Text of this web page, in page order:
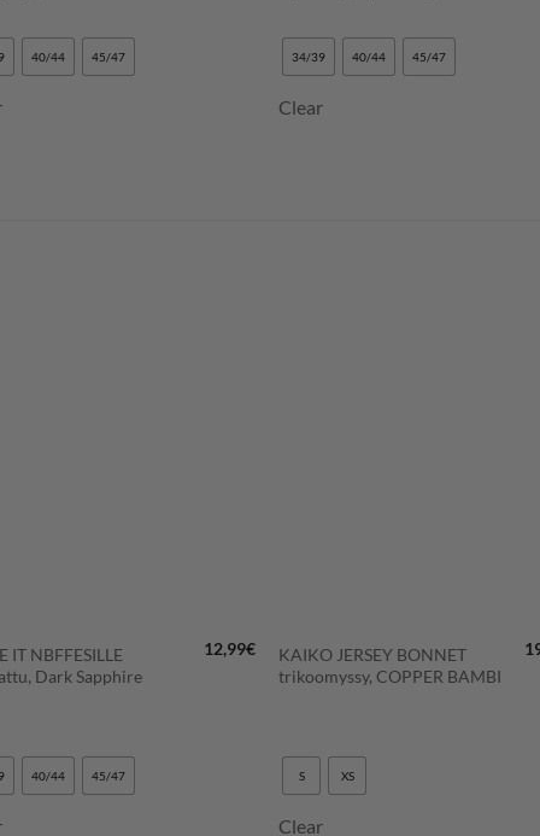
40/44 45/47 34/39 40/44 45/47
Clear
IT NBFFESILLE
Dark Sapphire
12,99€
40/44 45/47
KAIKO JERSEY BONNET
trikoomyssy, COPPER BAMBI
S XS
Clear